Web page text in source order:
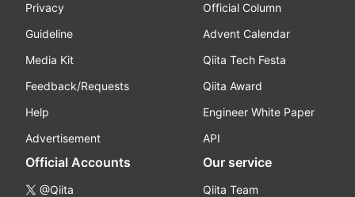
Privacy
Guideline
Media Kit
Feedback/Requests
Help
Advertisement
Official Column
Advent Calendar
Qiita Tech Festa
Qiita Award
Engineer White Paper
API
Official Accounts
@Qiita
Our service
Qiita Team